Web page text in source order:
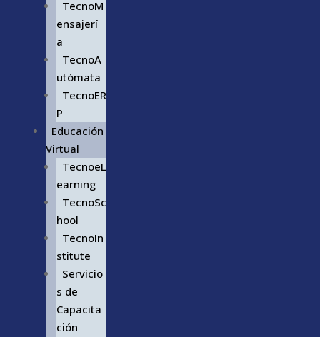
TecnoM
ensajerí
a
TecnoA
utómata
TecnoER
P
Educación
Virtual
TecnoeL
earning
TecnoSc
hool
TecnoIn
stitute
Servicio
s de
Capacita
ción